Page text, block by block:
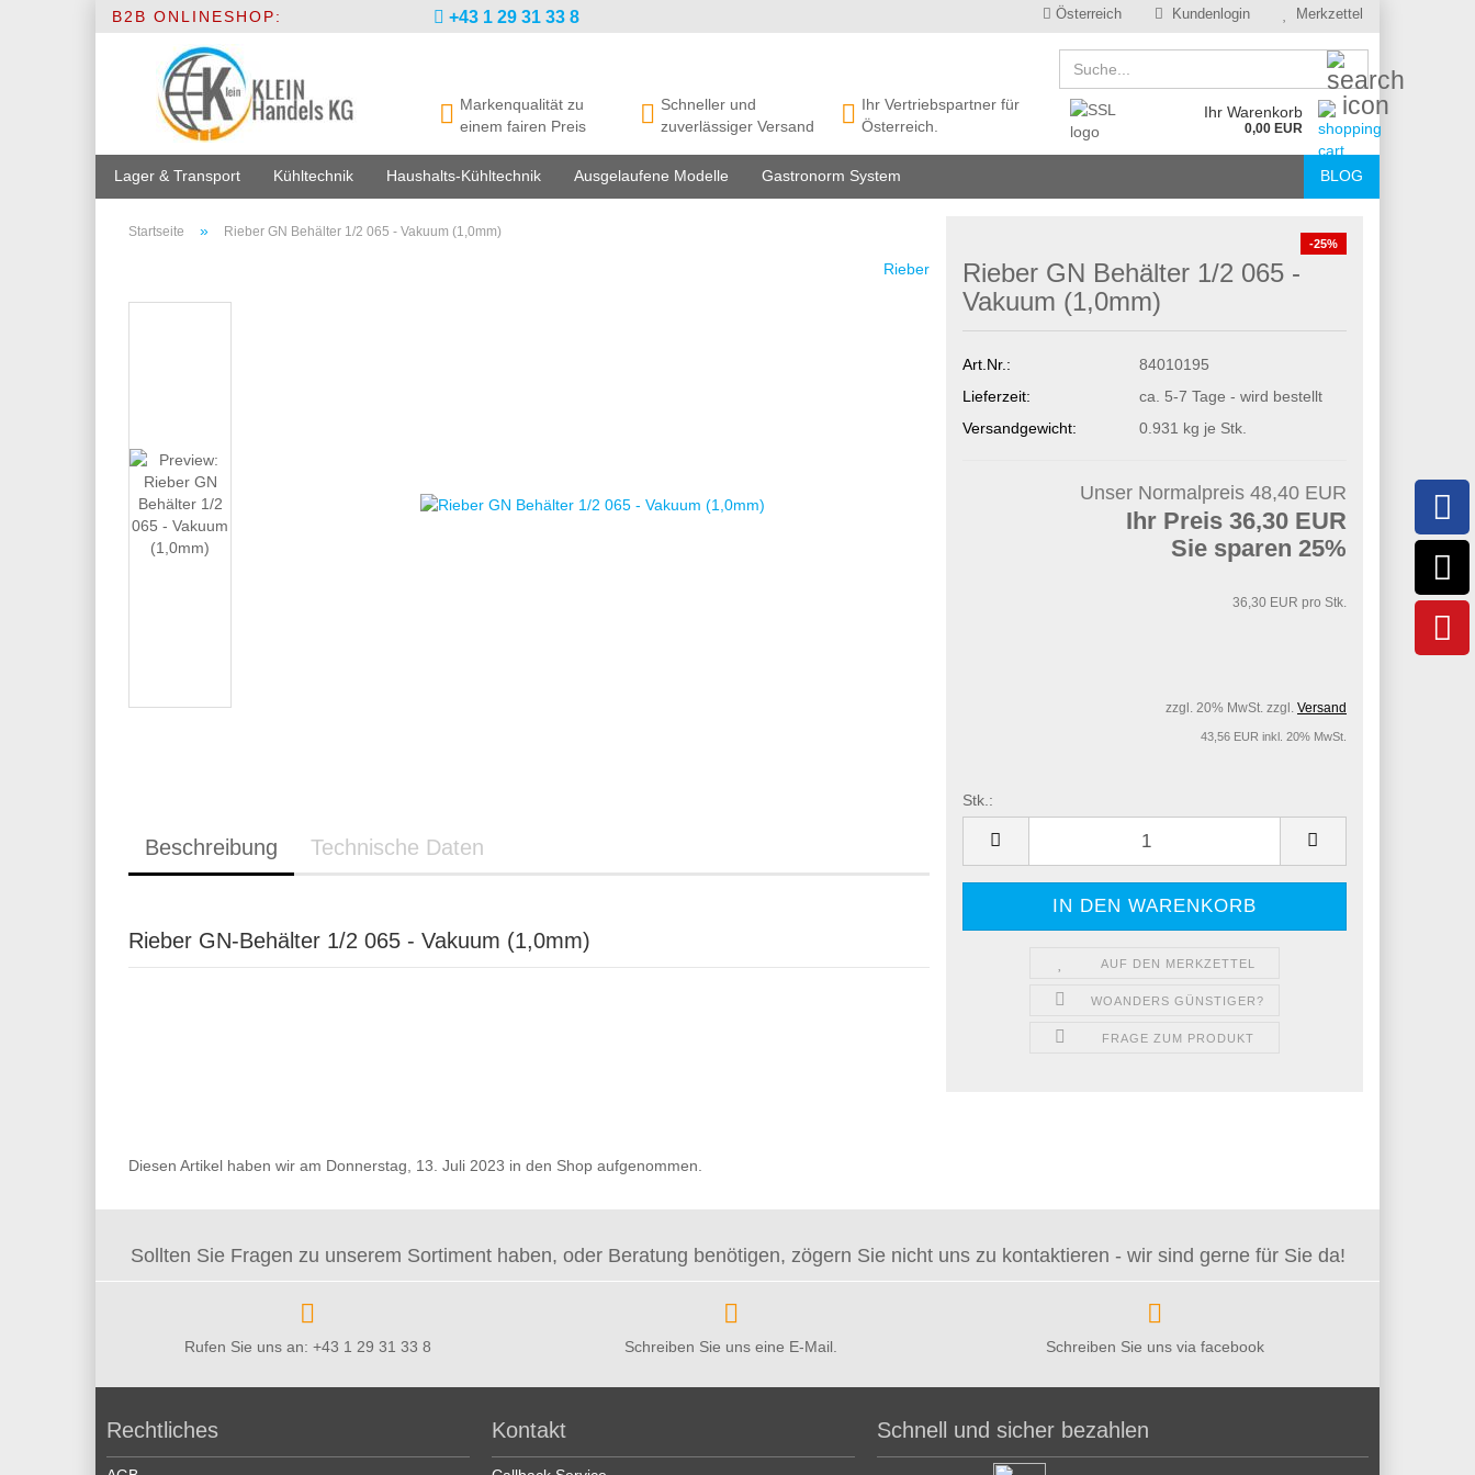
Österreich Kundenlogin Merkzettel
B2B ONLINESHOP:
Markenqualität zu
einem fairen Preis
Schneller und
zuverlässiger Versand
Ihr Vertriebspartner für
Österreich.
+43 1 29 31 33 8
Ihr Warenkorb
0,00 EUR
Lager & Transport Kühltechnik Haushalts-Kühltechnik Ausgelaufene Modelle Gastronorm System BLOG
Startseite » Rieber GN Behälter 1/2 065 - Vakuum (1,0mm)
Rieber
-25%
Rieber GN Behälter 1/2 065 -
Vakuum (1,0mm)
Art.Nr.:
84010195
Lieferzeit:
ca. 5-7 Tage - wird bestellt
Versandgewicht:
0.931 kg je Stk.
Unser Normalpreis 48,40 EUR
Ihr Preis 36,30 EUR
Sie sparen 25%
36,30 EUR pro Stk.
zzgl. 20% MwSt. zzgl. Versand
43,56 EUR inkl. 20% MwSt.
Stk.:
AUF DEN MERKZETTEL
WOANDERS GÜNSTIGER?
FRAGE ZUM PRODUKT
Beschreibung Technische Daten
Rieber GN-Behälter 1/2 065 - Vakuum (1,0mm)
Diesen Artikel haben wir am Donnerstag, 13. Juli 2023 in den Shop aufgenommen.
Sollten Sie Fragen zu unserem Sortiment haben, oder Beratung benötigen, zögern Sie nicht uns zu kontaktieren - wir sind gerne für Sie da!
Rufen Sie uns an: +43 1 29 31 33 8 Schreiben Sie uns eine E-Mail. Schreiben Sie uns via facebook
Rechtliches Kontakt Schnell und sicher bezahlen